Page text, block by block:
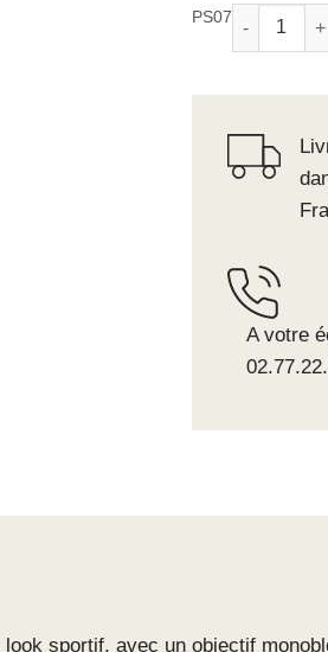
PS07quantité de
A votre
sportif, avec un objectif